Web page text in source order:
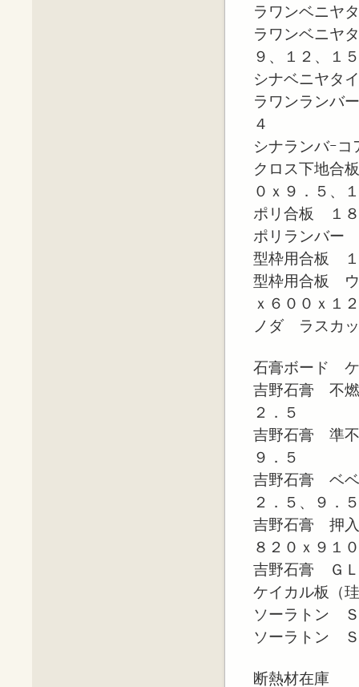
ラワンベニヤ
ラワンベニヤ
９、１２、１５
シナベニヤタ
ラワンランバ
４
シナランバｰ
クロス下地合
０ｘ９．５、
ポリ合板 １８
ポリランバー
型枠用合板 １
型枠用合板 ウ
ｘ６００ｘ１２
ノダ ラスカ
石膏ボード
吉野石膏 不
２．５
吉野石膏 準
９．５
吉野石膏 ベ
２．５、９．５
吉野石膏 押
８２０ｘ９１
吉野石膏 Ｇ
ケイカル板（
ソーラトン
ソーラトン
断熱材在庫